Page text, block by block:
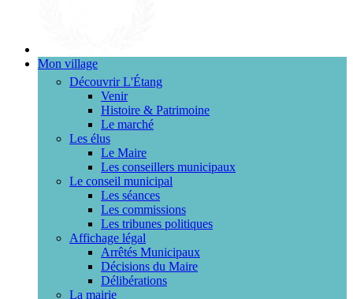
Mon village
Découvrir L'Étang
Venir
Histoire & Patrimoine
Le marché
Les élus
Le Maire
Les conseillers municipaux
Le conseil municipal
Les séances
Les commissions
Les tribunes politiques
Affichage légal
Arrêtés Municipaux
Décisions du Maire
Délibérations
La mairie